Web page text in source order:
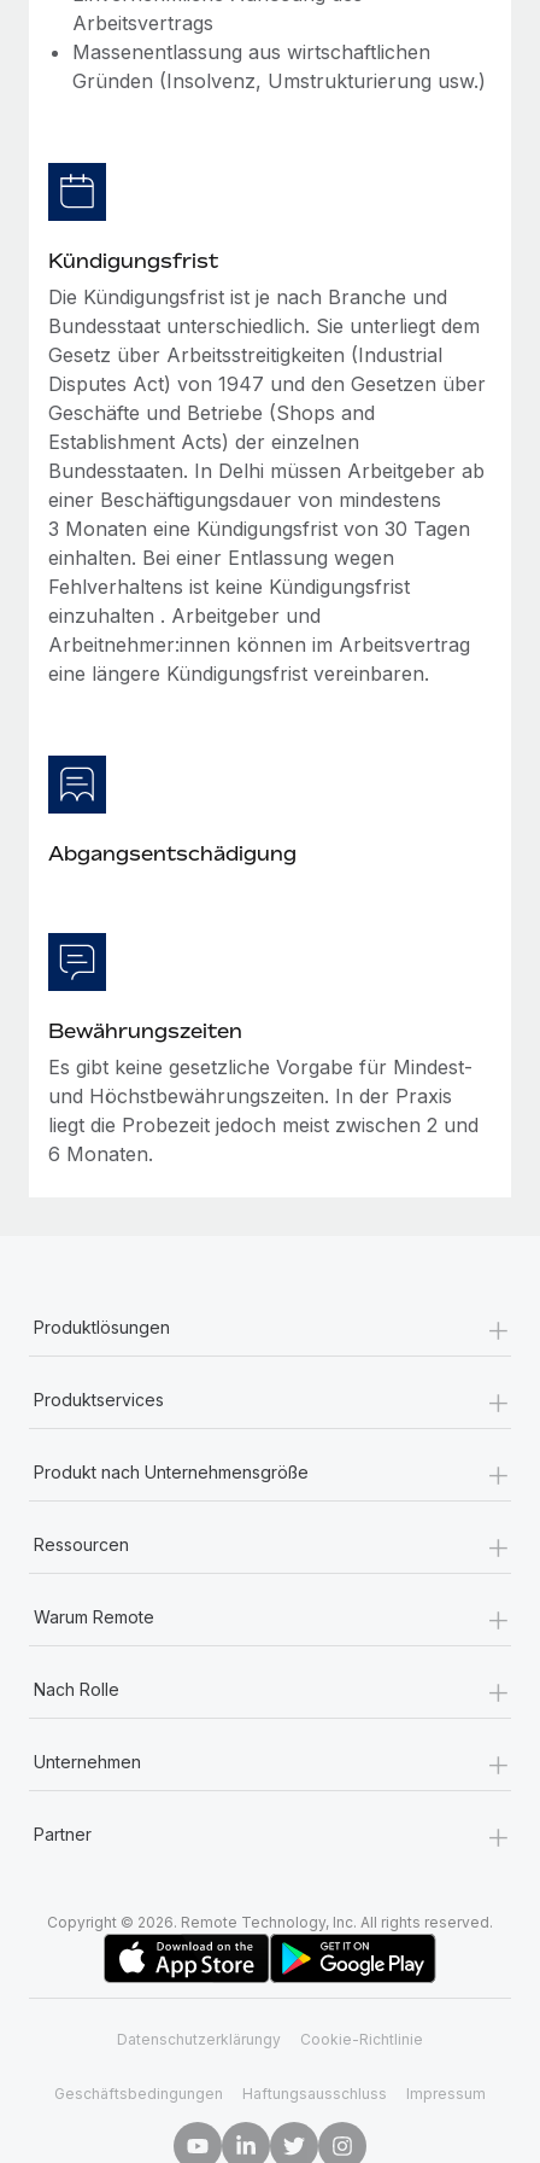
Niederlassungen
Mobilität und Relocation
Mühelose Relocation von Mitarbeiter:innen
Mühelose Verwaltung von Benefits
Reverse Tech auf einen Blick Das Gesundheits- und
Wellness-Startup Reverse Tech hat das globale...
Den Blog erkunden
Neues zu Remote-Produkten: Integration mit
Gusto und Zero und Contractor Management
Plus
Auch im neuen Jahr wollen wir bei Remote Unternehmen
Mehr erfahren
Wie Phiture 55 Mitarbeiter:innen in 19 Ländern
mit Remote verwaltet
Phiture ist der unumstrittene Marktführer im Bereich der
Wachstumsberatung für mobile Apps. Das...
Mehr erfahren
Arbeitsvertrags
Massenentlassung aus wirtschaftlichen
Gründen (Insolvenz, Umstrukturierung usw.)
Kündigungsfrist
Die Kündigungsfrist ist je nach Branche und
Bundesstaat unterschiedlich. Sie unterliegt dem
Gesetz über Arbeitsstreitigkeiten (Industrial
Disputes Act) von 1947 und den Gesetzen über
Geschäfte und Betriebe (Shops and
Establishment Acts) der einzelnen
Bundesstaaten. In Delhi müssen Arbeitgeber ab
einer Beschäftigungsdauer von mindestens
3 Monaten eine Kündigungsfrist von 30 Tagen
einhalten. Bei einer Entlassung wegen
Fehlverhaltens ist keine Kündigungsfrist
einzuhalten . Arbeitgeber und
Arbeitnehmer:innen können im Arbeitsvertrag
eine längere Kündigungsfrist vereinbaren.
Abgangsentschädigung
Bewährungszeiten
Es gibt keine gesetzliche Vorgabe für Mindest-
und Höchstbewährungszeiten. In der Praxis
liegt die Probezeit jedoch meist zwischen 2 und
6 Monaten.
Produktlösungen +
Produktservices +
Produkt nach Unternehmensgröße +
Ressourcen +
Warum Remote +
Nach Rolle +
Unternehmen +
Partner +
Copyright © 2026. Remote Technology, Inc. All rights reserved.
Datenschutzerklärungy Cookie-Richtlinie
Geschäftsbedingungen Haftungsausschluss Impressum